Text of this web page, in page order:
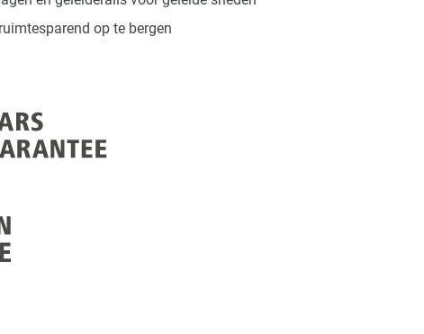
op te bergen